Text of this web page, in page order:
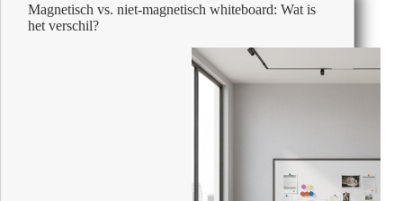
Magnetisch vs. niet-magnetisch whiteboard: Wat is
het verschil?